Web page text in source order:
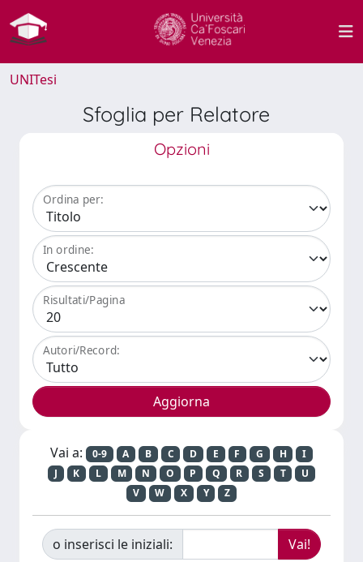
UNITesi
Sfoglia per Relatore
Opzioni
Ordina per:
In ordine:
Risultati/Pagina
Autori/Record:
Vai a: 0-9 A B C D E F G H
I
J
K L M N O P Q R S T
U
V
W X Y Z
o inserisci le iniziali: